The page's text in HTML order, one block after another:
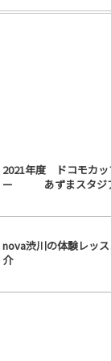
2021年度 ドコモカ
ー あずまスタジ
nova渋川の体験レッ
介